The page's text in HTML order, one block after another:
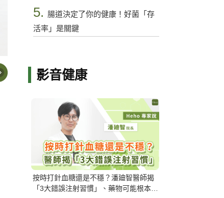
5. 腸道決定了你的健康！好菌「存
活率」是關鍵
影音健康
按時打針血糖還是不穩？潘廸智醫師揭
「3大錯誤注射習慣」、藥物可能根本沒